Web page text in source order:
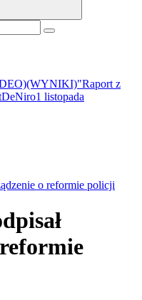
(WYNIKI)"Raport z
1 listopada
o reformie policji